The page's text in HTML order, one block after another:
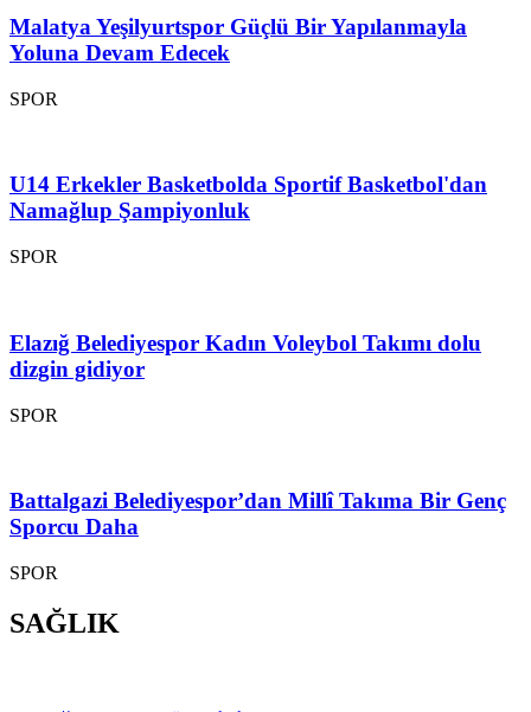
Malatya Yeşilyurtspor Güçlü Bir Yapılanmayla
Yoluna Devam Edecek
SPOR
U14 Erkekler Basketbolda Sportif Basketbol'dan
Namağlup Şampiyonluk
SPOR
Elazığ Belediyespor Kadın Voleybol Takımı dolu
dizgin gidiyor
SPOR
Battalgazi Belediyespor’dan Millî Takıma Bir Genç
Sporcu Daha
SPOR
SAĞLIK